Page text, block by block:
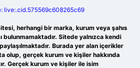
live:.cid.575569c608265c69
herhangi bir marka, kurum veya şahıs
bulunmamaktadır. Sitede yalnızca kendi
paylaşılmaktadır. Burada yer alan içerikler
olup, gerçek kurum ve kişiler hakkında
Gerçek kurum ve kişiler ile isim